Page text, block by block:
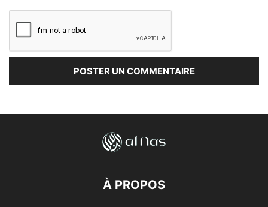
À PROPOS